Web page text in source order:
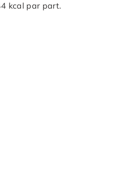
kcal par part.